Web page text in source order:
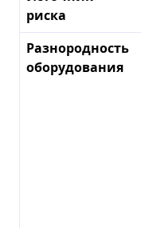
риска
Разнородность
оборудования